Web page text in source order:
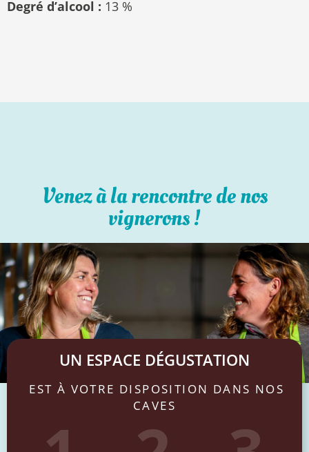
Degré d’alcool : 13 %
Venez à la rencontre de nos
vignerons !
UN ESPACE DÉGUSTATION
EST À VOTRE DISPOSITION DANS NOS
CAVES